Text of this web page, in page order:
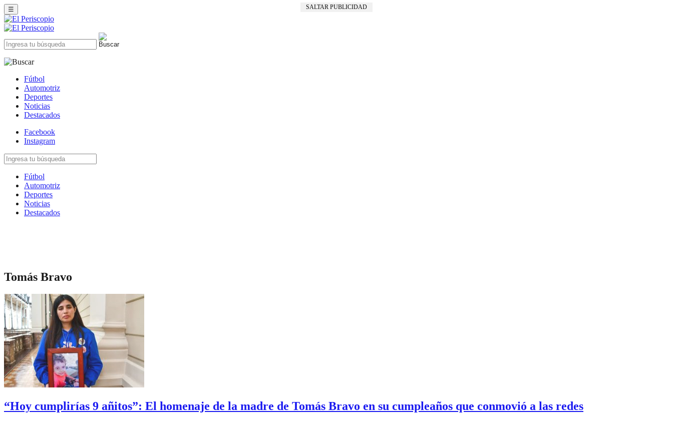
SALTAR PUBLICIDAD
☰
Fútbol
Automotriz
Deportes
Noticias
Destacados
Facebook
Instagram
Fútbol
Automotriz
Deportes
Noticias
Destacados
Tomás Bravo
“Hoy cumplirías 9 añitos”: El homenaje de la madre de Tomás Bravo en su cumpleaños que conmovió a las redes